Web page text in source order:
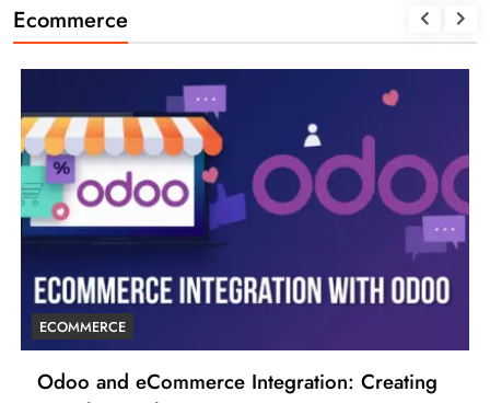
Ecommerce
ECOMMERCE
Odoo and eCommerce Integration: Creating